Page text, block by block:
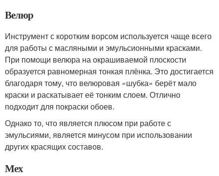
Велюр
Инструмент с коротким ворсом используется чаще всего
для работы с масляными и эмульсионными красками.
При помощи велюра на окрашиваемой плоскости
образуется равномерная тонкая плёнка. Это достигается
благодаря тому, что велюровая «шубка» берёт мало
краски и раскатывает её тонким слоем. Отлично
подходит для покраски обоев.
Однако то, что является плюсом при работе с
эмульсиями, является минусом при использовании
других красящих составов.
Мех